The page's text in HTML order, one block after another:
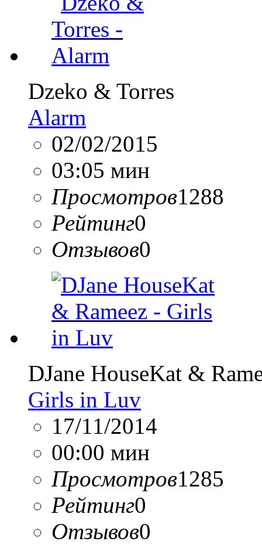
Dzeko & Torres
Alarm
02/02/2015
03:05 мин
Просмотров1288
Рейтинг0
Отзывов0
DJane HouseKat &
Girls in Luv
17/11/2014
00:00 мин
Просмотров1285
Рейтинг0
Отзывов0